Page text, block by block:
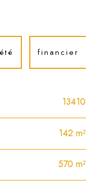
financier
13410
142 m²
570 m²